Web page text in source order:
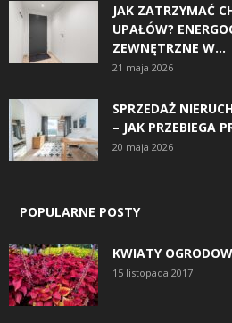
JAK ZATRZYMAĆ
UPAŁÓW?
ZEWNĘTRZNE W...
21 maja 2026
SPRZEDAŻ
– JAK PRZEBIEGA
20 maja 2026
POPULARNE POSTY
KWIATY
15 listopada 2017